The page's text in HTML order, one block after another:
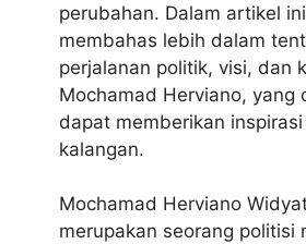
perubahan. Dalam artikel
membahas lebih dalam
perjalanan politik, visi, dan
Mochamad Herviano, yang
dapat memberikan
kalangan.
Mochamad Herviano
merupakan seorang politisi